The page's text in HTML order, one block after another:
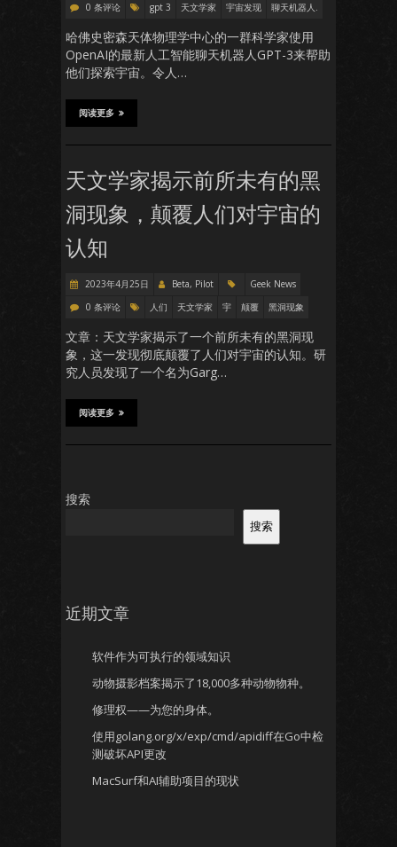
0 条评论
gpt 3 天文学家 宇宙发现 聊天机器人.
哈佛史密森天体物理学中心的一群科学家使用
OpenAI的最新人工智能聊天机器人GPT-3来帮助
他们探索宇宙。令人…
阅读更多
天文学家揭示前所未有的黑
洞现象，颠覆人们对宇宙的
认知
2023年4月25日 Beta, Pilot
Geek News
0 条评论
人们 天文学家 宇 颠覆 黑洞现象
文章：天文学家揭示了一个前所未有的黑洞现
象，这一发现彻底颠覆了人们对宇宙的认知。研
究人员发现了一个名为Garg…
阅读更多
搜索
搜索
近期文章
软件作为可执行的领域知识
动物摄影档案揭示了18,000多种动物物种。
修理权——为您的身体。
使用golang.org/x/exp/cmd/apidiff在Go中检
测破坏API更改
MacSurf和AI辅助项目的现状